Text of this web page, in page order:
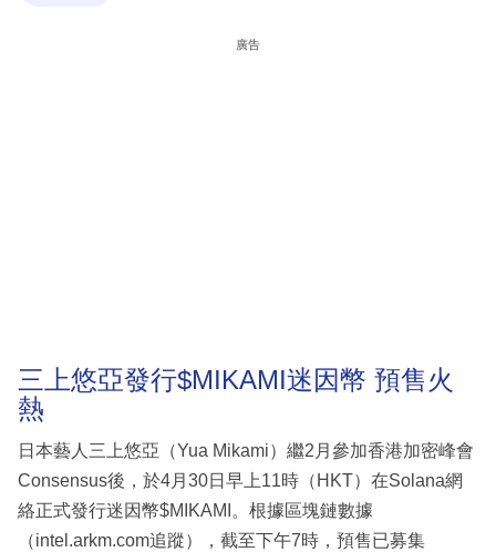
廣告
三上悠亞發行$MIKAMI迷因幣 預售火
熱
日本藝人三上悠亞（Yua Mikami）繼2月參加香港加密峰會
Consensus後，於4月30日早上11時（HKT）在Solana網
絡正式發行迷因幣$MIKAMI。根據區塊鏈數據
（intel.arkm.com追蹤），截至下午7時，預售已募集